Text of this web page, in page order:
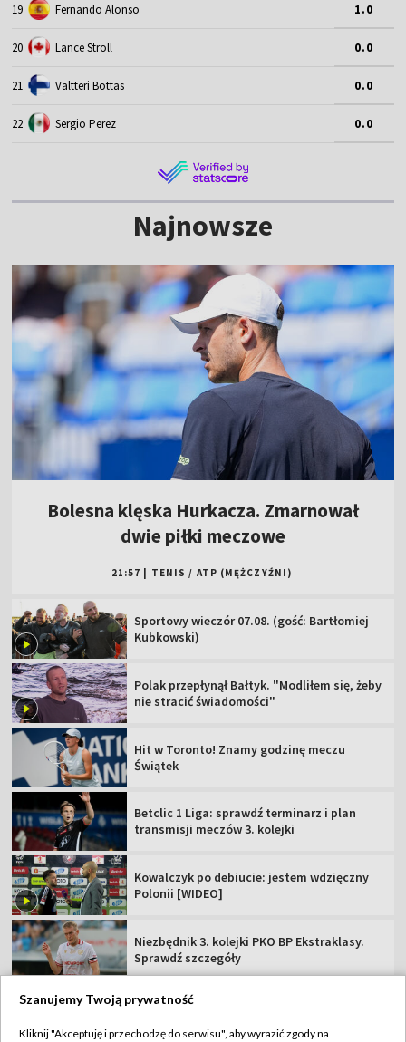
19 Fernando Alonso 1.0
20 Lance Stroll 0.0
21 Valtteri Bottas 0.0
22 Sergio Perez 0.0
Najnowsze
Bolesna klęska Hurkacza. Zmarnował
dwie piłki meczowe
21:57 TENIS / ATP (MĘŻCZYŹNI)
Sportowy wieczór 07.08. (gość: Bartłomiej
Kubkowski)
Polak przepłynął Bałtyk. "Modliłem się, żeby
nie stracić świadomości"
Hit w Toronto! Znamy godzinę meczu
Świątek
Betclic 1 Liga: sprawdź terminarz i plan
transmisji meczów 3. kolejki
Kowalczyk po debiucie: jestem wdzięczny
Polonii [WIDEO]
Niezbędnik 3. kolejki PKO BP Ekstraklasy.
Sprawdź szczegóły
Szanujemy Twoją prywatność
Kliknij "Akceptuję i przechodzę do serwisu", aby wyrazić zgody na